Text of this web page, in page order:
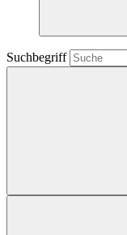
Suchbegriff